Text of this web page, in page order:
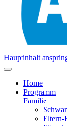
Hauptinhalt
Home
Programm
Familie
Eltern-